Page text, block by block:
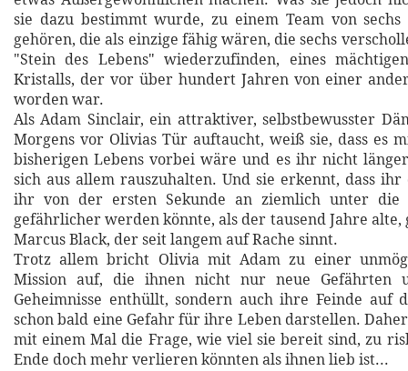
sie dazu bestimmt wurde, zu einem Team von
gehören, die als einzige fähig wären, die sechs
"Stein des Lebens" wiederzufinden, eines
Kristalls, der vor über hundert Jahren von einer
worden war.
Als Adam Sinclair, ein attraktiver, selbstbewusster
Morgens vor Olivias Tür auftaucht, weiß sie, dass es
bisherigen Lebens vorbei wäre und es ihr nicht
sich aus allem rauszuhalten. Und sie erkennt, dass
ihr von der ersten Sekunde an ziemlich unter die
gefährlicher werden könnte, als der tausend Jahre alte,
Marcus Black, der seit langem auf Rache sinnt.
Trotz allem bricht Olivia mit Adam zu einer
Mission auf, die ihnen nicht nur neue Gefährten
Geheimnisse enthüllt, sondern auch ihre Feinde auf
schon bald eine Gefahr für ihre Leben darstellen.
mit einem Mal die Frage, wie viel sie bereit sind, zu
Ende doch mehr verlieren könnten als ihnen lieb ist...